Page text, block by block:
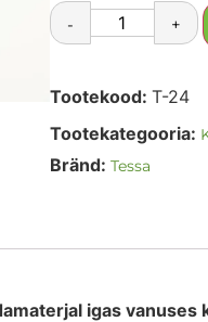
- +
Tootekood: T-24
Tootekategooria:
Bränd: Tessa
igas vanuses